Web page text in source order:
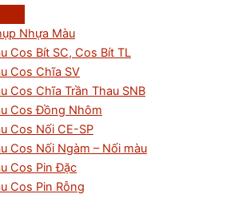
Nhựa Màu
Cos Bít SC, Cos Bít TL
Cos Chĩa SV
Cos Chĩa Trần Thau SNB
Cos Đồng Nhôm
Cos Nối CE-SP
Cos Nối Ngàm – Nối màu
Cos Pin Đặc
Cos Pin Rỗng